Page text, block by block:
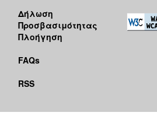
Δήλωση
Προσβασιμότητας
Πλοήγηση
FAQs
RSS